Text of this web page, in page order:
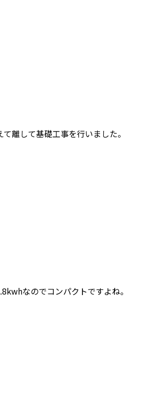
離して基礎工事を行いました。
なのでコンパクトですよね。